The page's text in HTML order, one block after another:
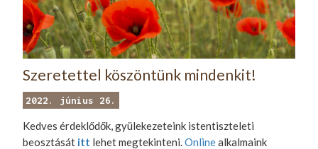
Szeretettel köszöntünk mindenkit!
2022. június 26.
Kedves érdeklődők, gyülekezeteink istentiszteleti
beosztását itt lehet megtekinteni.Onlinealkalmaink